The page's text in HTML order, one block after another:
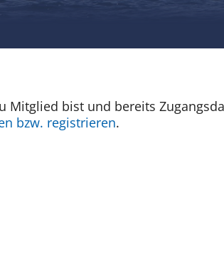
bist und bereits
bzw. registrieren.